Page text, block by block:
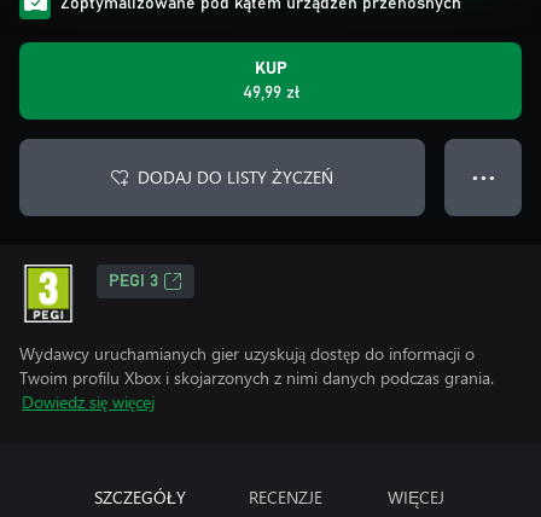
Zoptymalizowane pod kątem urządzeń przenośnych
KUP
49,99 zł
DODAJ DO LISTY ŻYCZEŃ ● ● ●
PEGI 3
Wydawcy uruchamianych gier uzyskują dostęp do informacji o
Twoim profilu Xbox i skojarzonych z nimi danych podczas grania.
Dowiedz się więcej
SZCZEGÓŁY RECENZJE WIĘCEJ